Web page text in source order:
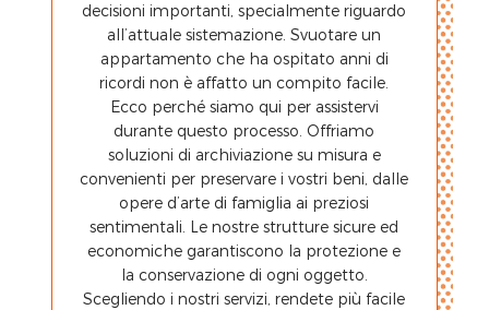
decisioni importanti, specialmente riguardo
all’attuale sistemazione. Svuotare un
appartamento che ha ospitato anni di
ricordi non è affatto un compito facile.
Ecco perché siamo qui per assistervi
durante questo processo. Offriamo
soluzioni di archiviazione su misura e
convenienti per preservare i vostri beni, dalle
opere d’arte di famiglia ai preziosi
sentimentali. Le nostre strutture sicure ed
economiche garantiscono la protezione e
la conservazione di ogni oggetto.
Scegliendo i nostri servizi, rendete più facile